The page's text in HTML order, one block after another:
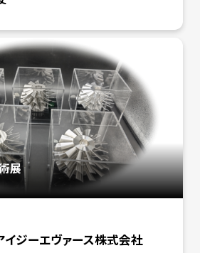
展
イジーエヴァース株式会社